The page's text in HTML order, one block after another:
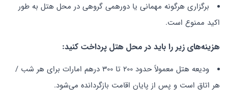
برگزاری هرگونه مهمانی یا دورهمی گروهی در محل هتل به طور
اکید ممنوع است.
هزینه‌های زیر را باید در محل هتل پرداخت کنید:
ودیعه هتل معمولاً حدود 200 تا 300 درهم امارات برای هر شب /
هر اتاق است و پس از پایان اقامت بازگردانده می‌شود.